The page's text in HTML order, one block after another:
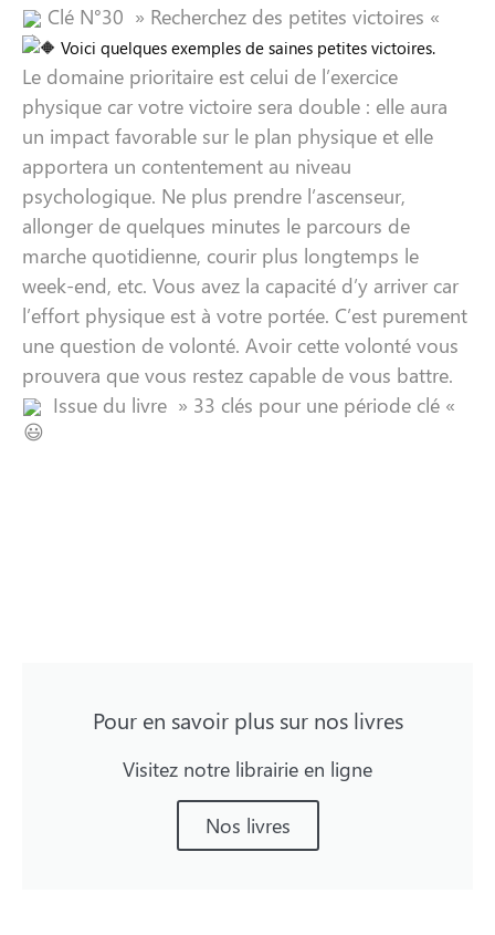
Clé N°30 » Recherchez des petites victoires «
Voici quelques exemples de saines petites victoires.
Le domaine prioritaire est celui de l’exercice
physique car votre victoire sera double : elle aura
un impact favorable sur le plan physique et elle
apportera un contentement au niveau
psychologique. Ne plus prendre l’ascenseur,
allonger de quelques minutes le parcours de
marche quotidienne, courir plus longtemps le
week-end, etc. Vous avez la capacité d’y arriver car
l’effort physique est à votre portée. C’est purement
une question de volonté. Avoir cette volonté vous
prouvera que vous restez capable de vous battre.
Issue du livre » 33 clés pour une période clé «
Pour en savoir plus sur nos livres
Visitez notre librairie en ligne
Nos livres